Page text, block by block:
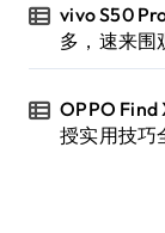
vivo S50
多，速来围
OPPO Find
授实用技巧